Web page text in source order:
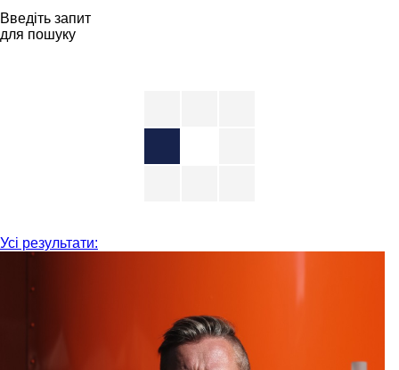
Введіть запит
для пошуку
Усі результати: